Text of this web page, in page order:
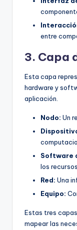
entre
3. Capa
Esta capa
hardware y
aplicación.
Nodo: Un
Software
los
Red: Una
Equipo:
Estas tres
mapear las